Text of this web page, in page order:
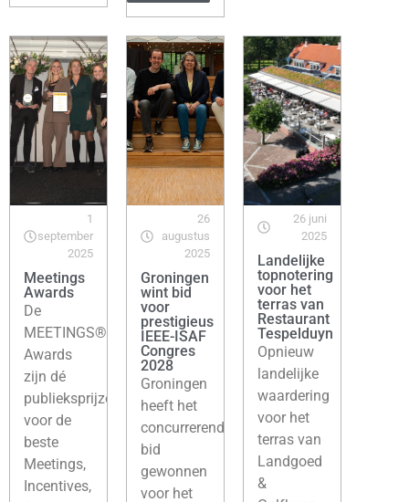
1
september
2025
Meetings
Awards
De
MEETINGS®
Awards
zijn dé
publieksprijzen
voor de
beste
Meetings,
Incentives,
26
augustus
2025
Groningen
wint bid
voor
prestigieus
IEEE-ISAF
Congres
2028
Groningen
heeft het
concurrerende
bid
gewonnen
voor het
26 juni
2025
Landelijke
topnotering
voor het
terras van
Restaurant
Tespelduyn
Opnieuw
landelijke
waardering
voor het
terras van
Landgoed
&